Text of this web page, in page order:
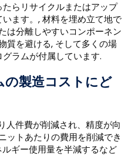
らリサイクルまたはアップ
ます。, 材料を埋め立て地で
は分離しやすいコンポーネン
質を避ける, そして多くの場
ラムが付属しています.
製造コストにど
人件費が削減され、精度が向
ットあたりの費用を削減でき
ギー使用量を半減するなど